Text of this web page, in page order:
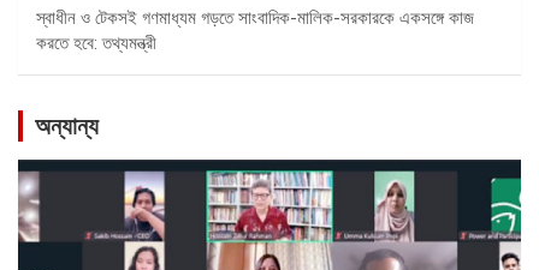
স্বাধীন ও টেকসই গণমাধ্যম গড়তে সাংবাদিক-মালিক-সরকারকে একসঙ্গে কাজ
করতে হবে: তথ্যমন্ত্রী
অন্যান্য